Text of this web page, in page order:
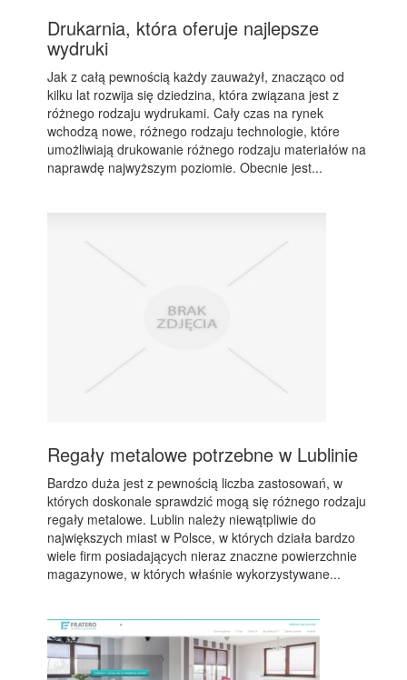
Drukarnia, która oferuje najlepsze
wydruki
Jak z całą pewnością każdy zauważył, znacząco od
kilku lat rozwija się dziedzina, która związana jest z
różnego rodzaju wydrukami. Cały czas na rynek
wchodzą nowe, różnego rodzaju technologie, które
umożliwiają drukowanie różnego rodzaju materiałów na
naprawdę najwyższym poziomie. Obecnie jest...
Regały metalowe potrzebne w Lublinie
Bardzo duża jest z pewnością liczba zastosowań, w
których doskonale sprawdzić mogą się różnego rodzaju
regały metalowe. Lublin należy niewątpliwie do
największych miast w Polsce, w których działa bardzo
wiele firm posiadających nieraz znaczne powierzchnie
magazynowe, w których właśnie wykorzystywane...